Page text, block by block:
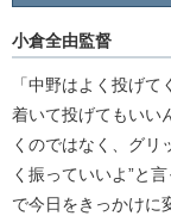
小倉全由監督
「中野はよく投げ
着いて投げてもいい
くのではなく、グリ
く振っていいよ”と
で今日をきっかけに